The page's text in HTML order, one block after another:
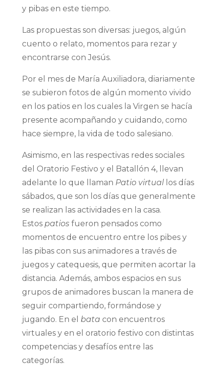
y pibas en este tiempo.
Las propuestas son diversas: juegos, algún
cuento o relato, momentos para rezar y
encontrarse con Jesús.
Por el mes de María Auxiliadora, diariamente
se subieron fotos de algún momento vivido
en los patios en los cuales la Virgen se hacía
presente acompañando y cuidando, como
hace siempre, la vida de todo salesiano.
Asimismo, en las respectivas redes sociales
del Oratorio Festivo y el Batallón 4, llevan
adelante lo que llaman Patio virtuallos días
sábados, que son los días que generalmente
se realizan las actividades en la casa.
Estos patiosfueron pensados como
momentos de encuentro entre los pibes y
las pibas con sus animadores a través de
juegos y catequesis, que permiten acortar la
distancia. Además, ambos espacios en sus
grupos de animadores buscan la manera de
seguir compartiendo, formándose y
jugando. En el bata con encuentros
virtuales y en el oratorio festivo con distintas
competencias y desafíos entre las
categorías.